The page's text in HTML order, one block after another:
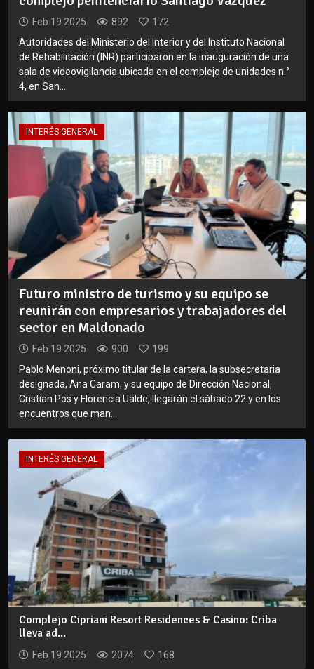
Feb 19 2025 892
172
Autoridades del Ministerio del Interior y del Instituto Nacional
de Rehabilitación (INR) participaron en la inauguración de una
sala de videovigilancia ubicada en el complejo de unidades n.°
4, en San...
INTERÉS GENERAL
Futuro ministro de turismo y su equipo se
reunirán con empresarios y trabajadores del
sector en Maldonado
Feb 19 2025 900
199
Pablo Menoni, próximo titular de la cartera, la subsecretaria
designada, Ana Caram, y su equipo de Dirección Nacional,
Cristian Pos y Florencia Ualde, llegarán el sábado 22 y en los
encuentros que man...
INTERÉS GENERAL
Complejo Cipriani Resort Residences & Casino: Criba
lleva ad...
Feb 19 2025 2074 168